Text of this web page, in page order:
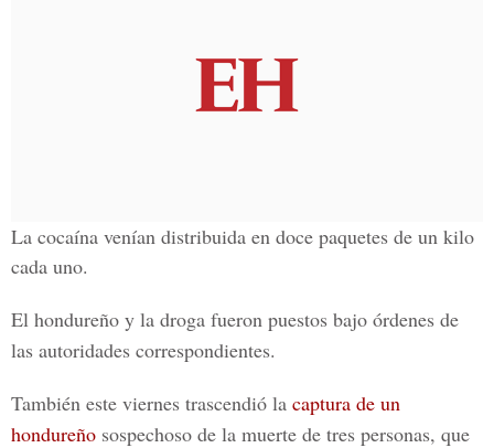
La cocaína venían distribuida en doce paquetes de un kilo
cada uno.
El hondureño y la droga fueron puestos bajo órdenes de
las autoridades correspondientes.
También este viernes trascendió la captura de un
hondureño sospechoso de la muerte de tres personas, que